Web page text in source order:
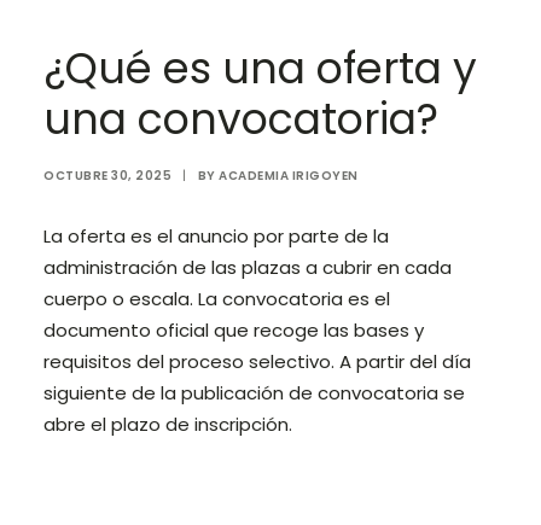
Login / Register
Cart
¿Qué es una oferta y
una convocatoria?
OCTUBRE 30, 2025 | BY ACADEMIA IRIGOYEN
La oferta es el anuncio por parte de la
administración de las plazas a cubrir en cada
cuerpo o escala. La convocatoria es el
documento oficial que recoge las bases y
requisitos del proceso selectivo. A partir del día
siguiente de la publicación de convocatoria se
abre el plazo de inscripción.